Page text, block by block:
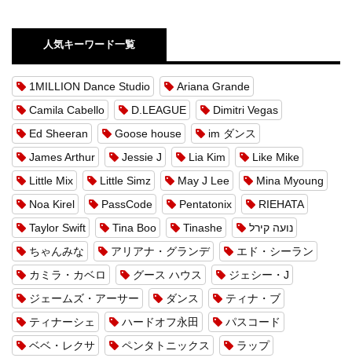
人気キーワード一覧
1MILLION Dance Studio
Ariana Grande
Camila Cabello
D.LEAGUE
Dimitri Vegas
Ed Sheeran
Goose house
im ダンス
James Arthur
Jessie J Lia Kim
Like Mike
Little Mix
Little Simz May J Lee
Mina Myoung
Noa Kirel
PassCode Pentatonix
RIEHATA
Taylor Swift
Tina Boo Tinashe
נועה קירל
ちゃんみな
アリアナ・グランデ
エド・シーラン
カミラ・カベロ
グース ハウス
ジェシー・J
ジェームズ・アーサー
ダンス
ティナ・ブ
ティナーシェ
ハードオフ永田
パスコード
ベベ・レクサ
ペンタトニックス
ラップ